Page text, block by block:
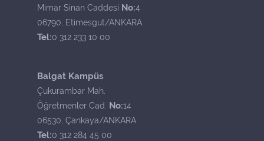
Mimar Sinan Caddesi No:4
06790, Etimesgut/ANKARA
Tel:0 312 233 10 00
Balgat Kampüs
Çukurambar Mah.
Öğretmenler Cad. No:14
06530, Çankaya/ANKARA
Tel:0 312 284 45 00